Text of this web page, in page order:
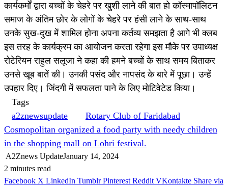
कार्यकर्मों द्वारा बच्चों के चेहरे पर खुशी लाने की बात हो कॉस्मापॉलिटन
समाज के अंतिम छोर के लोगों के चेहरे पर हंसी लाने के साथ-साथ
उनके सुख-दुख में शामिल होना अपना कर्तव्य समझता है आगे भी क्लब
इस तरह के कार्यक्रम का आयोजन करता रहेगा इस मौके पर उपाध्यक्ष
रोटेरियन राहुल सलूजा ने कहा की हमने बच्चों के साथ समय बिताकर
उनसे खूब बातें की। उनकी पसंद और नापसंद के बारे में पूछा। उन्हें
उपहार दिए। जिंदगी में सफलता पाने के लिए मोटिवेटेड किया।
Tags
a2znewsupdate
Rotary Club of Faridabad
Cosmopolitan organized a food party with needy children
in the shopping mall on Lohri festival.
A2Znews UpdateJanuary 14, 2024
2 minutes read
Facebook X LinkedIn Tumblr Pinterest Reddit VKontakte Share via